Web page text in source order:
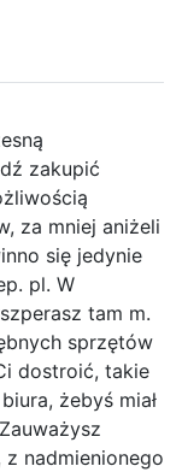
zakupić
za mniej aniżeli
się jedynie
pl. W
tam m.
sprzętów
dostroić, takie
żebyś miał
nadmienionego